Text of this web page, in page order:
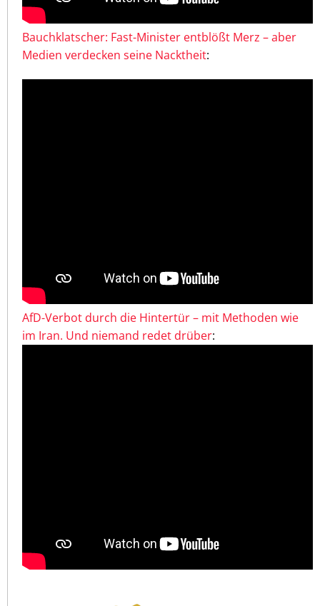
Bauchklatscher: Fast-Minister entblößt Merz – aber
Medien verdecken seine Nacktheit:
AfD-Verbot durch die Hintertür – mit Methoden wie
im Iran. Und niemand redet drüber: